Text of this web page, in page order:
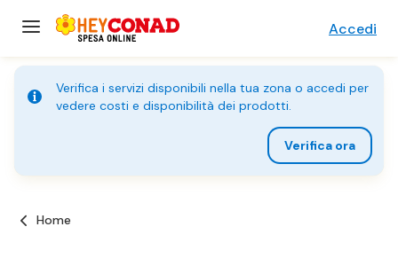
Accedi
Verifica i servizi disponibili nella tua zona o accedi per
vedere costi e disponibilità dei prodotti.
Verifica ora
Home